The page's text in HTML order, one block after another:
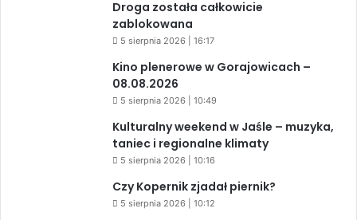
Droga została całkowicie
zablokowana
5 sierpnia 2026 | 16:17
Kino plenerowe w Gorajowicach –
08.08.2026
5 sierpnia 2026 | 10:49
Kulturalny weekend w Jaśle – muzyka,
taniec i regionalne klimaty
5 sierpnia 2026 | 10:16
Czy Kopernik zjadał piernik?
5 sierpnia 2026 | 10:12